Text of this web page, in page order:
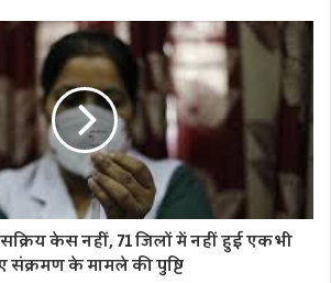
व बेसहारा लोगों तक पहुंचाने का काम किया है।
केस नहीं, 71 जिलों में नहीं हुई एक भी
संक्रमण के मामले की पुष्टि